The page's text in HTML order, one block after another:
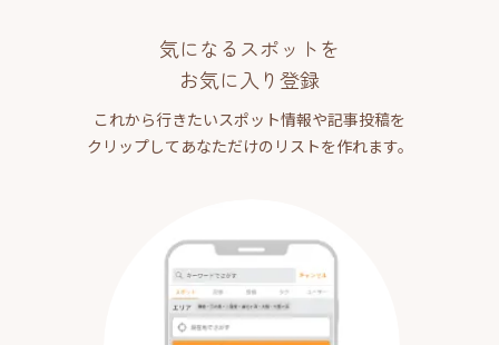
気になるスポットを
お気に入り登録
これから行きたいスポット情報や記事投稿を
クリップしてあなただけのリストを作れます。